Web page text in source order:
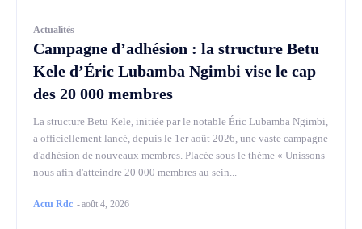
Actualités
Campagne d’adhésion : la structure Betu
Kele d’Éric Lubamba Ngimbi vise le cap
des 20 000 membres
La structure Betu Kele, initiée par le notable Éric Lubamba Ngimbi,
a officiellement lancé, depuis le 1er août 2026, une vaste campagne
d'adhésion de nouveaux membres. Placée sous le thème « Unissons-
nous afin d'atteindre 20 000 membres au sein...
Actu Rdc -août 4, 2026